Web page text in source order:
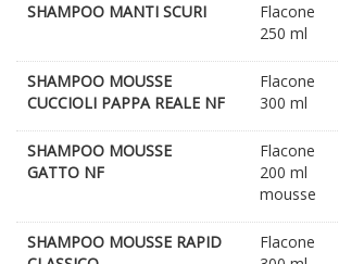
SHAMPOO MANTI SCURI
Flacone
250 ml
SHAMPOO MOUSSE
CUCCIOLI PAPPA REALE NF
Flacone
300 ml
SHAMPOO MOUSSE
GATTO NF
Flacone
200 ml
mousse
SHAMPOO MOUSSE RAPID
Flacone